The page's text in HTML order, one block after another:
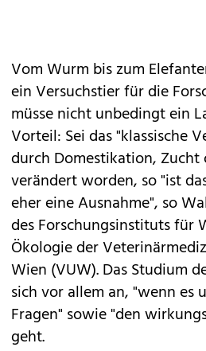
Vom Wurm bis zum
ein Versuchstier für die
müsse nicht unbedingt ein
Vorteil: Sei das "klassische
durch Domestikation, Zucht
verändert worden, so "ist
eher eine Ausnahme", so
des Forschungsinstituts für
Ökologie der
Wien (VUW). Das Studium
sich vor allem an, "wenn es
Fragen" sowie "den
geht.